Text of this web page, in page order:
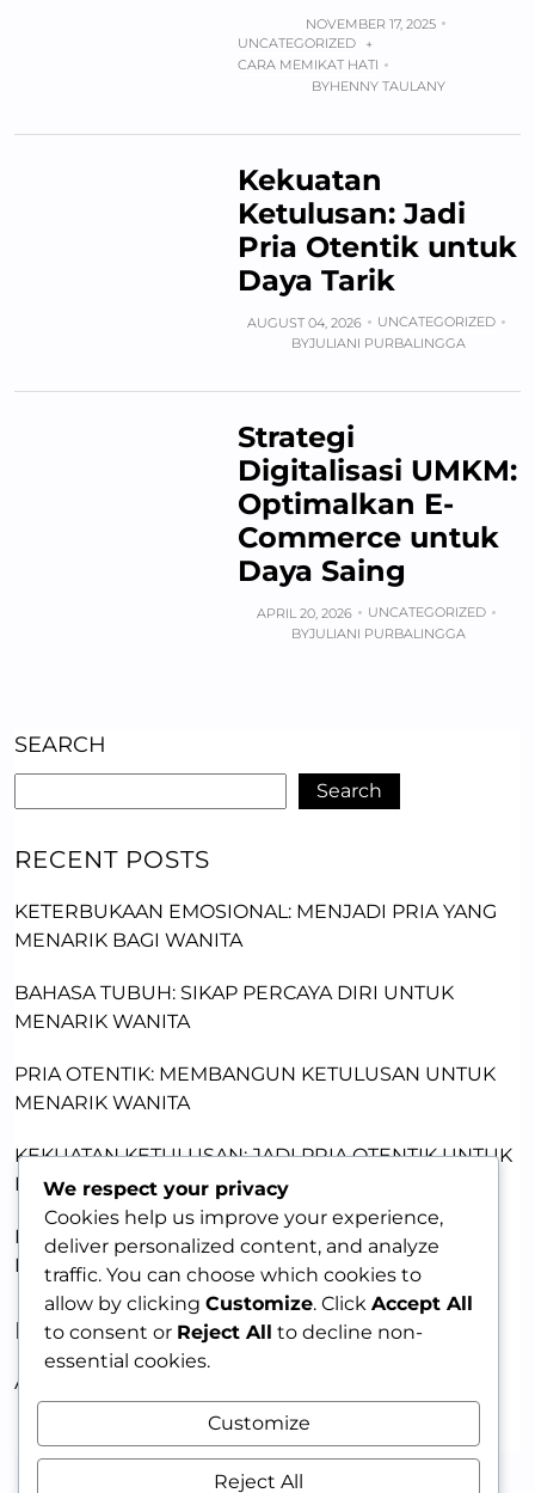
NOVEMBER 17, 2025
UNCATEGORIZED
+
CARA MEMIKAT HATI
BYHENNY TAULANY
Kekuatan
Ketulusan: Jadi
Pria Otentik untuk
Daya Tarik
AUGUST 04, 2026
UNCATEGORIZED
BYJULIANI PURBALINGGA
Strategi
Digitalisasi UMKM:
Optimalkan E-
Commerce untuk
Daya Saing
APRIL 20, 2026
UNCATEGORIZED
BYJULIANI PURBALINGGA
SEARCH
Search
RECENT POSTS
KETERBUKAAN EMOSIONAL: MENJADI PRIA YANG
MENARIK BAGI WANITA
BAHASA TUBUH: SIKAP PERCAYA DIRI UNTUK
MENARIK WANITA
PRIA OTENTIK: MEMBANGUN KETULUSAN UNTUK
MENARIK WANITA
KEKUATAN KETULUSAN: JADI PRIA OTENTIK UNTUK
DAYA TARIK
PRIA MENARIK: MEMBANGUN KEPERCAYAAN DIRI
DENGAN KETULUSAN
RECENT COMMENTS
A WordPress Commenter
We respect your privacy
Cookies help us improve your experience,
deliver personalized content, and analyze
traffic. You can choose which cookies to
allow by clicking Customize. Click Accept All
to consent or Reject All to decline non-
essential cookies.
Customize
Reject All